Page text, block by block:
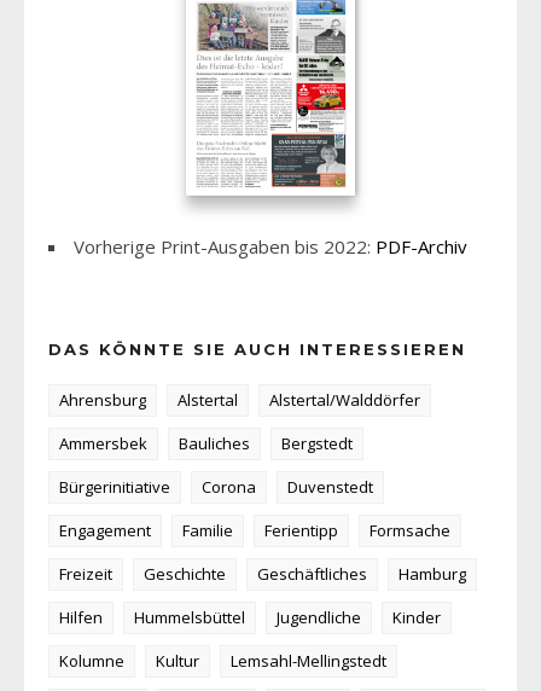
Vorherige Print-Ausgaben bis 2022: PDF-Archiv
DAS KÖNNTE SIE AUCH INTERESSIEREN
Ahrensburg Alstertal
Alstertal/Walddörfer
Ammersbek
Bauliches
Bergstedt
Bürgerinitiative
Corona
Duvenstedt
Engagement
Familie Ferientipp
Formsache
Freizeit
Geschichte Geschäftliches
Hamburg
Hilfen
Hummelsbüttel Jugendliche
Kinder
Kolumne
Kultur
Lemsahl-Mellingstedt